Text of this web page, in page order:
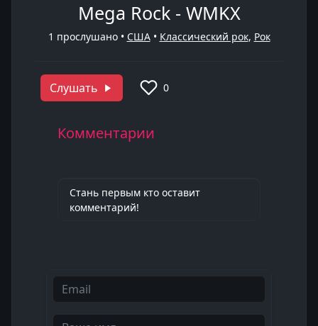
Mega Rock - WMKX
1 прослушано • США• Классический рок, Рок
Слушать 0
Комментарии
Стань первым кто оставит
комментарий!